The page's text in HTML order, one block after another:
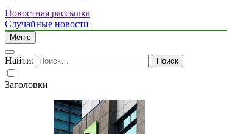
Новостная рассылка
Случайные новости
Меню
Найти:
Заголовки